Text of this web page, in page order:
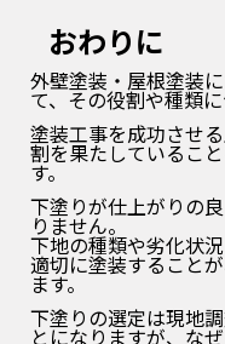
おわりに
外壁塗装・屋根塗装
て、その役割や種類
塗装工事を成功させ
割を果たしているこ
す。
下塗りが仕上がりの
りません。
下地の種類や劣化状
適切に塗装すること
ます。
下塗りの選定は現地
とになりますが、な